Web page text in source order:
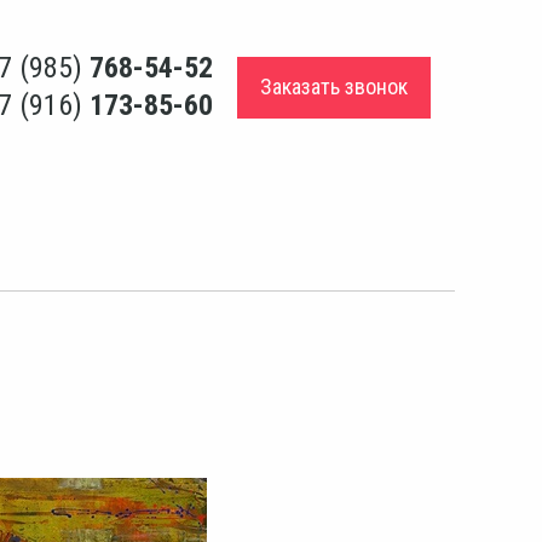
(985) 768-54-52
(916) 173-85-60
Заказать звонок